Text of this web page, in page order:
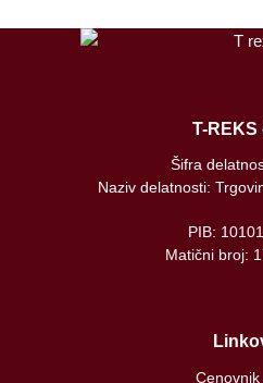
T-REKS
Šifra
Naziv delatnosti:
PIB:
Matični broj:
Cenovnik